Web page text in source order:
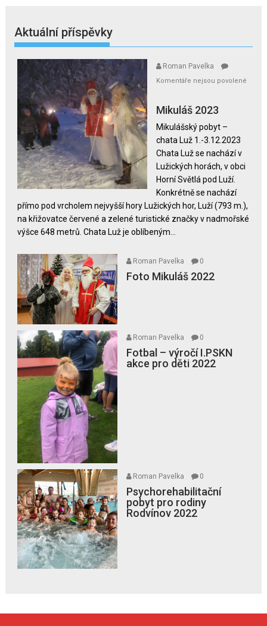
Aktuální příspěvky
Roman Pavelka
Komentáře nejsou povolené
textu
názvem
Mikuláš
2023
Mikuláš 2023
Mikulášský pobyt –
chata Luž 1.-3.12.2023
Chata Luž se nachází v
Lužických horách, v obci
Horní Světlá pod Luží.
Konkrétně se nachází
přímo pod vrcholem nejvyšší hory Lužických hor, Luží (793 m.),
na křižovatce červené a zelené turistické značky v nadmořské
výšce 648 metrů. Chata Luž je oblíbeným...
Roman Pavelka 0
Foto Mikuláš 2022
Roman Pavelka 0
Fotbal – výročí I.PSKN
akce pro děti 2022
Roman Pavelka 0
Psychorehabilitační
pobyt pro rodiny
Rodvínov 2022